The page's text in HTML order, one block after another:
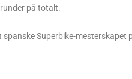
på totalt.
Superbike-mesterskapet